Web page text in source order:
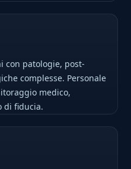
con patologie, post-
complesse. Personale
medico,
di fiducia.